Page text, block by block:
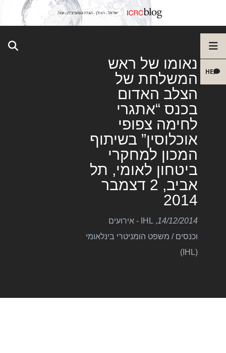
HE
נאומו של ראש
המשלחת של
הצלב האדום
בכנס “אתגרי
לחימה צפופי
אוכלוסין” בשיתוף
המכון למחקרי
ביטחון לאומי, תל
אביב, 2 דצמבר
2014
14/12/2014
,
IHL - אירועים
וכנסים / משפט הומניטרי בינלאומי
(IHL)